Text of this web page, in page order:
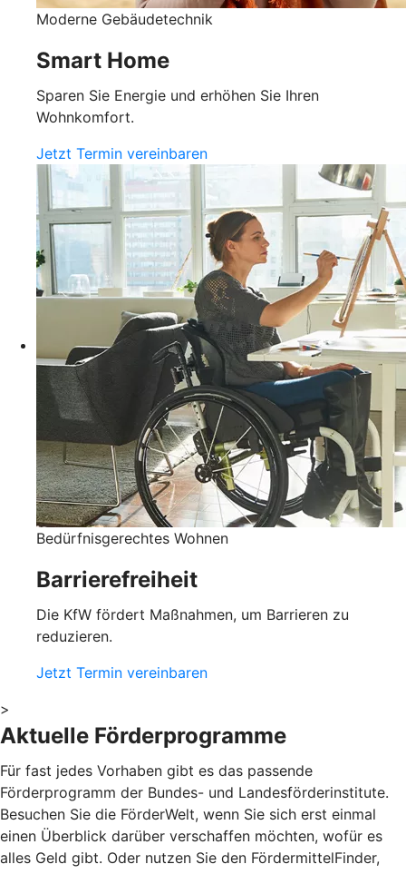
Moderne Gebäudetechnik
Smart Home
Sparen Sie Energie und erhöhen Sie Ihren
Wohnkomfort.
Jetzt Termin vereinbaren
Bedürfnisgerechtes Wohnen
Barrierefreiheit
Die KfW fördert Maßnahmen, um Barrieren zu
reduzieren.
Jetzt Termin vereinbaren
>
Aktuelle Förderprogramme
Für fast jedes Vorhaben gibt es das passende
Förderprogramm der Bundes- und Landesförderinstitute.
Besuchen Sie die FörderWelt, wenn Sie sich erst einmal
einen Überblick darüber verschaffen möchten, wofür es
alles Geld gibt. Oder nutzen Sie den FördermittelFinder,